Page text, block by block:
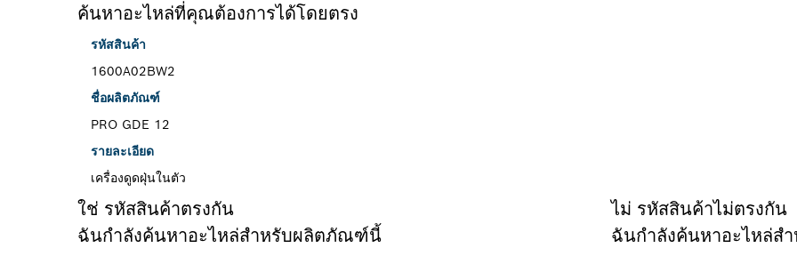
ค้นหาอะไหล่ที่คุณต้องการได้โดยตรง
รหัสสินค้า
1600A02BW2
ชื่อผลิตภัณฑ์
PRO GDE 12
รายละเอียด
เครื่องดูดฝุ่นในตัว
ใช่ รหัสสินค้าตรงกัน
ฉันกำลังค้นหาอะไหล่สำหรับผลิตภัณฑ์นี้
ไม่ รหัสสินค้าไม่ตรงกัน
ฉันกำลังค้นหาอะไหล่